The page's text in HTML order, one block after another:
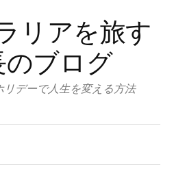
リアを旅す
のブログ
リデーで人生を変える方法